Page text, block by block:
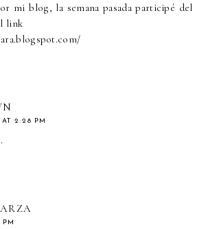
mi blog, la semana pasada participé del
link
2:28 PM